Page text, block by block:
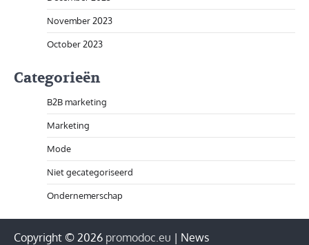
November 2023
October 2023
Categorieën
B2B marketing
Marketing
Mode
Niet gecategoriseerd
Ondernemerschap
Copyright © 2026 promodoc.eu | News